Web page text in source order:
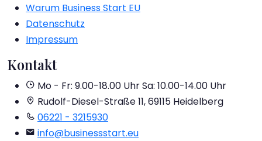
Warum Business Start EU
Datenschutz
Impressum
Kontakt
Mo - Fr: 9.00-18.00 UhrSa: 10.00-14.00 Uhr
Rudolf-Diesel-Straße 11, 69115 Heidelberg
06221 - 3215930
info@businessstart.eu